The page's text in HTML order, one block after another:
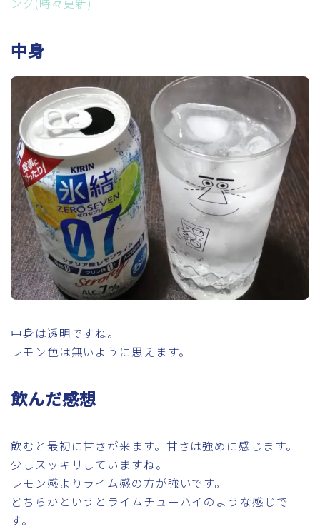
中身
中身は透明ですね。
レモン色は無いように思えます。
飲んだ感想
飲むと最初に甘さが来ます。甘さは強めに感じます。
少しスッキリしていますね。
レモン感よりライム感の方が強いです。
どちらかというとライムチューハイのような感じで
す。